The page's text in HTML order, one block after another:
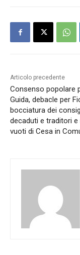
Articolo precedente
Consenso popolare
Guida, debacle per
bocciatura dei
decaduti e traditori e
vuoti di Cesa in